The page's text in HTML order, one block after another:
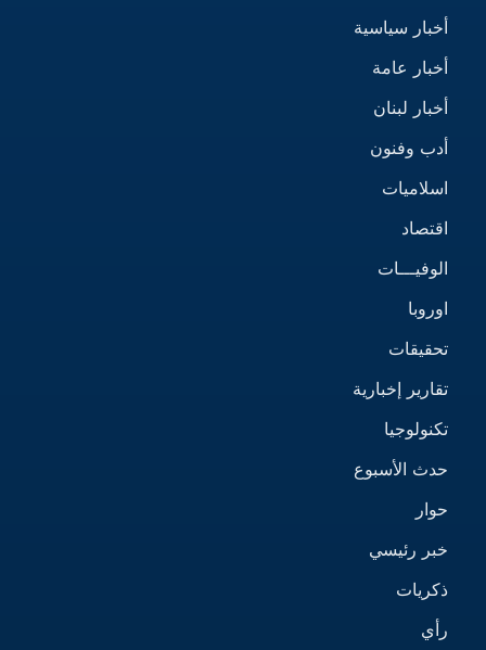
أخبار سياسية
أخبار عامة
أخبار لبنان
أدب وفنون
اسلاميات
اقتصاد
الوفيـــات
اوروبا
تحقيقات
تقارير إخبارية
تكنولوجيا
حدث الأسبوع
حوار
خبر رئيسي
ذكريات
رأي